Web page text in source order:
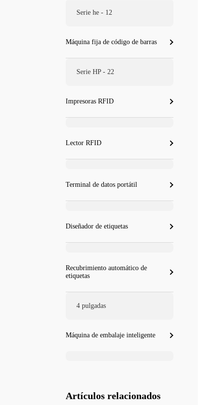
Serie he - 12
Máquina fija de código de barras
Serie HP - 22
Impresoras RFID
Lector RFID
Terminal de datos portátil
Diseñador de etiquetas
Recubrimiento automático de
etiquetas
4 pulgadas
Máquina de embalaje inteligente
Artículos relacionados